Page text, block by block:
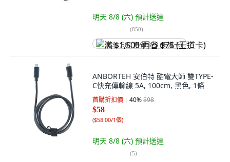
明天 8/8 (六) 預計送達
(850)
满 $1,500 再省 $75 (王道卡)
ANBORTEH 安伯特 酷電大師 雙TYPE-
C快充傳輸線 5A, 100cm, 黑色, 1條
首購折扣價 40%$98
$58
($58.00/1個)
明天 8/8 (六) 預計送達
(5)